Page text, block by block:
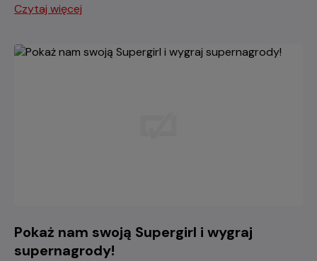
Czytaj więcej
Pokaż nam swoją Supergirl i wygraj
supernagrody!